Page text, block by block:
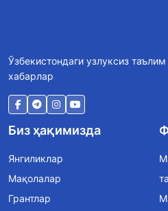
Ўзбекистондаги узлуксиз
хабарлар
Биз ҳақимизда
Янгиликлар
Мақолалар
Грантлар